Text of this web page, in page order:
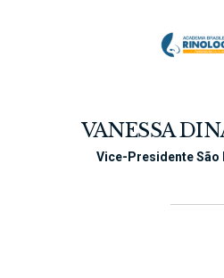
VANESSA
Vice-Presidente São